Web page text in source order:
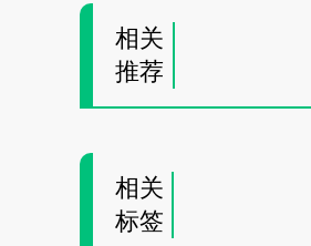
相关
推荐
相关
标签